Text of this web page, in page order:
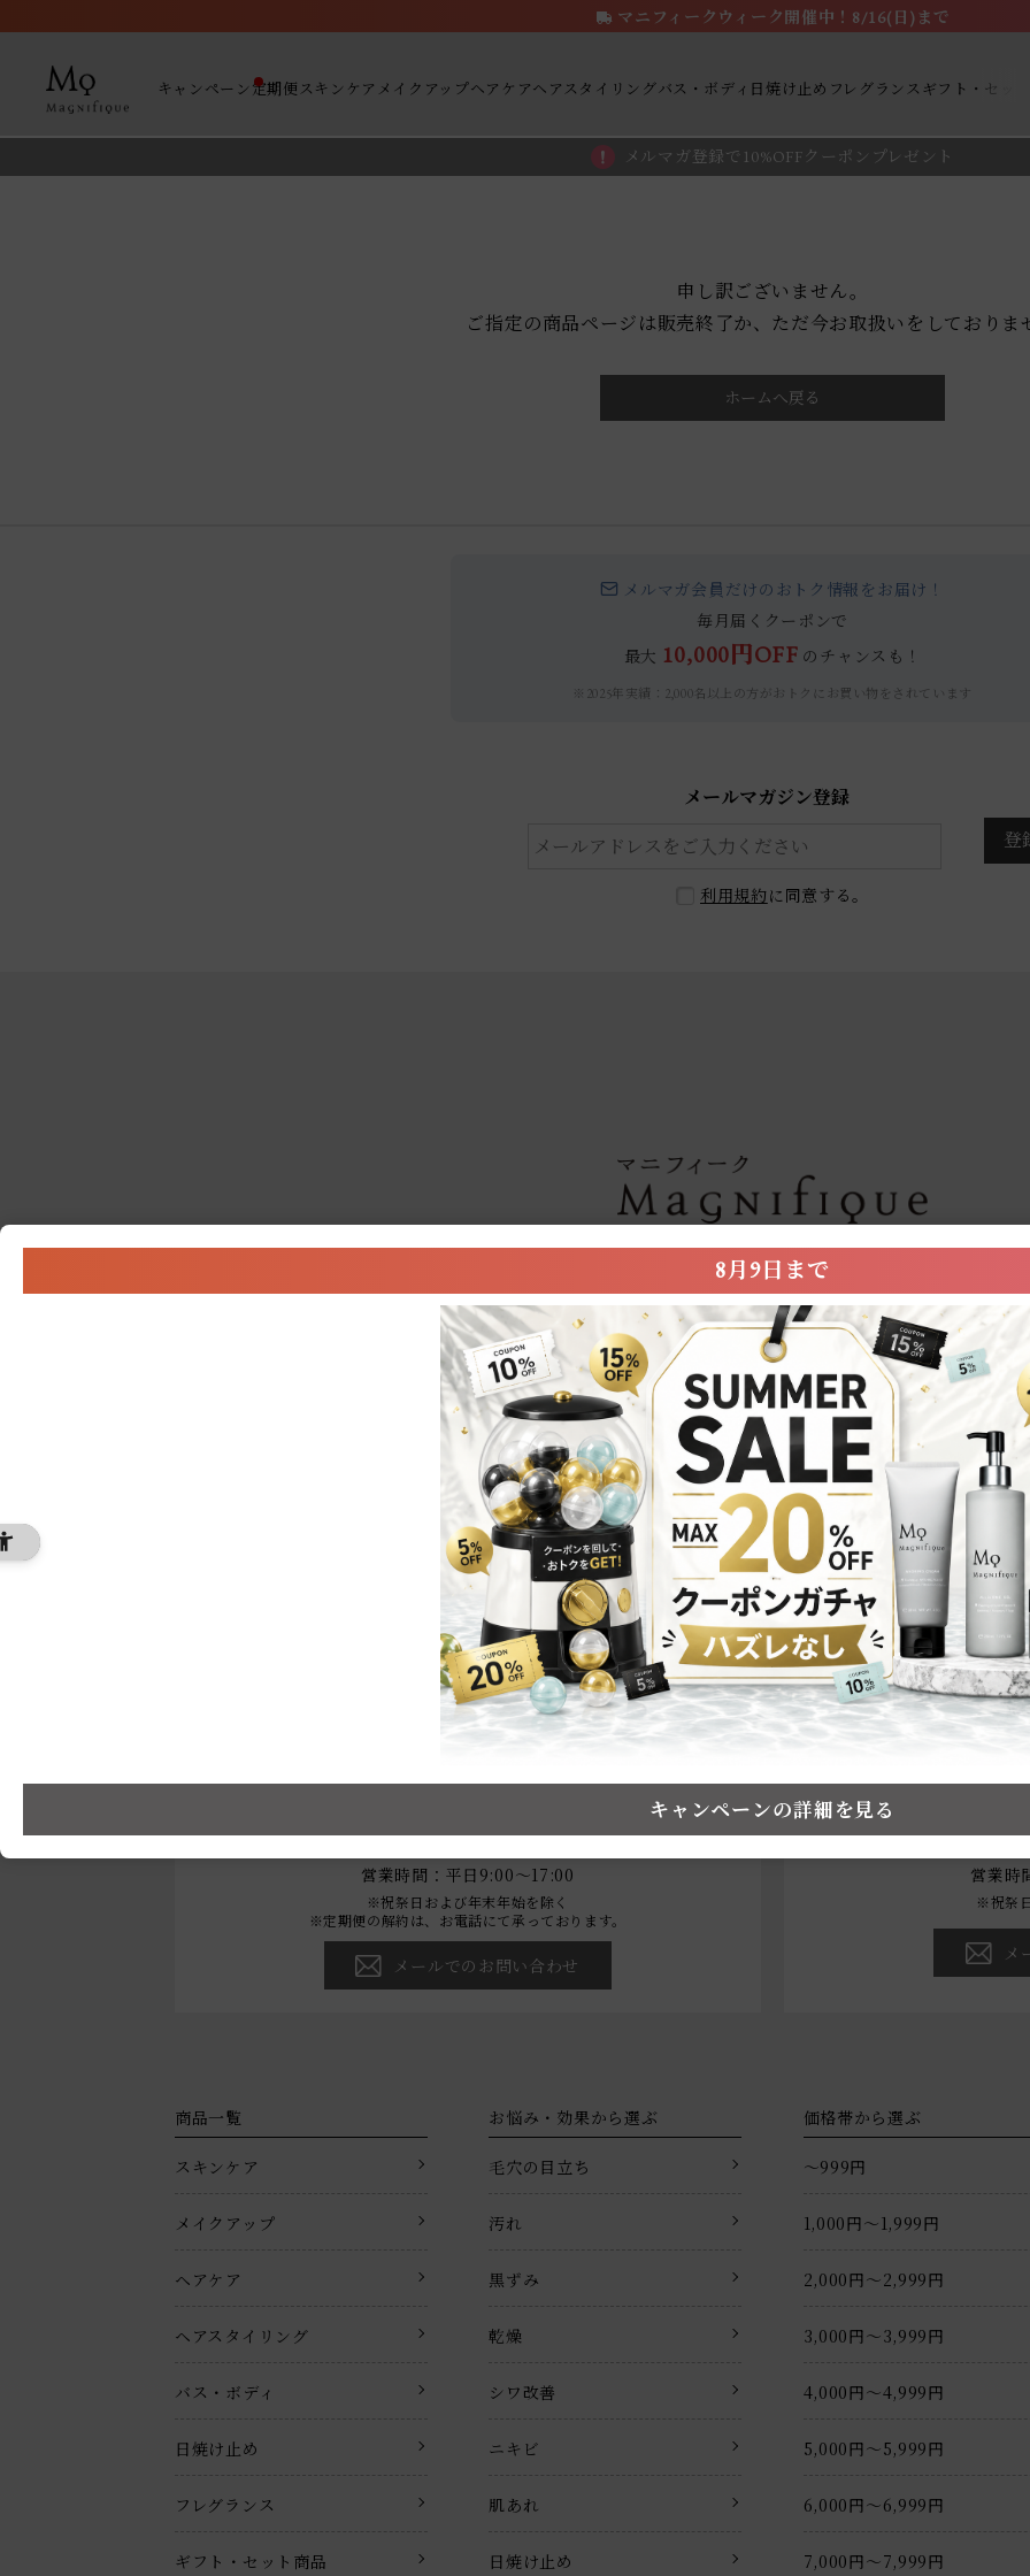
メルマガ登録で10%OFFクーポンプレゼント
マニフィークウィーク開催中！8/16(日)まで
キャンペーン 定期便 スキンケア メイクアップヘアケアヘアスタイリングバス・ボディ 日焼け止め フレグランス ギフト・セッ
申し訳ございません。
ご指定の商品ページは販売終了か、ただ今お取扱いをしておりま
ホームへ戻る
メルマガ会員だけのおトク情報をお届け！
毎月届くクーポンで
最大 10,000円OFF のチャンスも！
※2025年実績：2,000名以上の方がおトクにお買い物をされています
メールマガジン登録
登
利用規約に同意する。
送料について
3,300円(税込)以上のご購入で全国どこでも送
配送について
12時30分までのご注文で、最短翌日発送可能
※ご注文状況によっては翌日発送できない場
※日曜は発送をしておりません。
オンラインストアご利用に関する
0120-222-426
営業時間：平日9:00～17:00
※祝祭日および年末年始を除く
※定期便の解約は、お電話にて承っております。
メールでのお問い合わせ
営業時
※祝祭
メ
商品一覧
スキンケア
メイクアップ
ヘアケア
ヘアスタイリング
バス・ボディ
日焼け止め
フレグランス
ギフト・セット商品
お悩み・効果から選ぶ
毛穴の目立ち
汚れ
黒ずみ
乾燥
シワ改善
ニキビ
肌あれ
日焼け止め
価格帯から選ぶ
〜999円
1,000円〜1,999円
2,000円〜2,999円
3,000円〜3,999円
4,000円〜4,999円
5,000円〜5,999円
6,000円〜6,999円
7,000円〜7,999円
8月9日まで
キャンペーンの詳細を見る